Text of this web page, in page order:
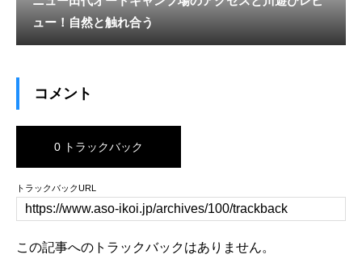
ュー！自然と触れ合う
コメント
0 トラックバック
トラックバックURL
この記事へのトラックバックはありません。